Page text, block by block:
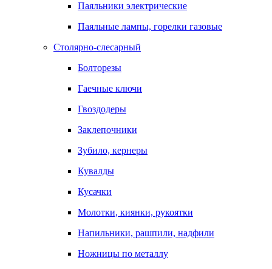
Паяльники электрические
Паяльные лампы, горелки газовые
Столярно-слесарный
Болторезы
Гаечные ключи
Гвоздодеры
Заклепочники
Зубило, кернеры
Кувалды
Кусачки
Молотки, киянки, рукоятки
Напильники, рашпили, надфили
Ножницы по металлу